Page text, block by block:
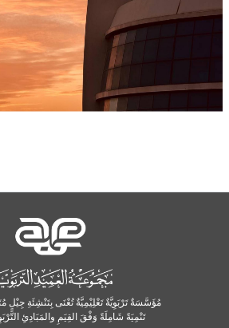
مُؤَسَّسَةٌ تَرْبَوِيَّةٌ تَعْلِيْمِيَّةٌ تُعْنَى بِتَنْشِئَةِ جِيْلٍ
تَنْمِيَةً شَامِلَةً وَفْقَ القِيَمِ والمَبَادِئِ